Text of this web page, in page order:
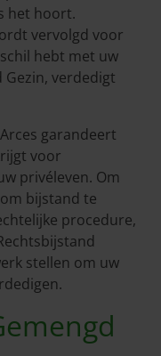
het hoort.
vervolgd voor
hebt met uw
verdedigt
garandeert
voor
privéleven. Om
bijstand te
procedure,
stellen om uw